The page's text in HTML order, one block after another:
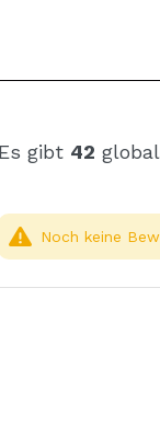
Es gibt 42
Noch keine